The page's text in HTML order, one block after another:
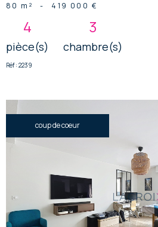
80 m² - 419 000 €
4
pièce(s)
3
chambre(s)
Réf : 2239
coup de coeur
voir le
bien